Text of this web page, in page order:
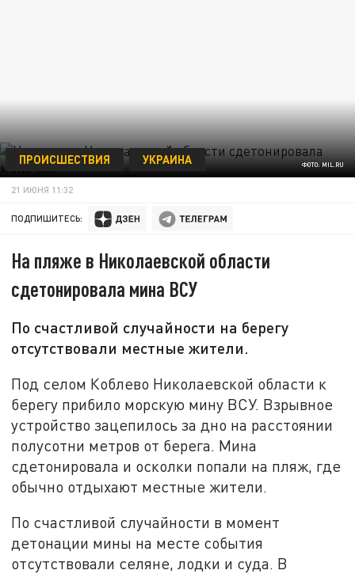
ФОТО: MIL.RU
ПРОИСШЕСТВИЯ УКРАИНА
21 ИЮНЯ 11:32
ПОДПИШИТЕСЬ:
На пляже в Николаевской области
сдетонировала мина ВСУ
По счастливой случайности на берегу
отсутствовали местные жители.
Под селом Коблево Николаевской области к
берегу прибило морскую мину ВСУ. Взрывное
устройство зацепилось за дно на расстоянии
полусотни метров от берега. Мина
сдетонировала и осколки попали на пляж, где
обычно отдыхают местные жители.
По счастливой случайности в момент
детонации мины на месте события
отсутствовали селяне, лодки и суда. В